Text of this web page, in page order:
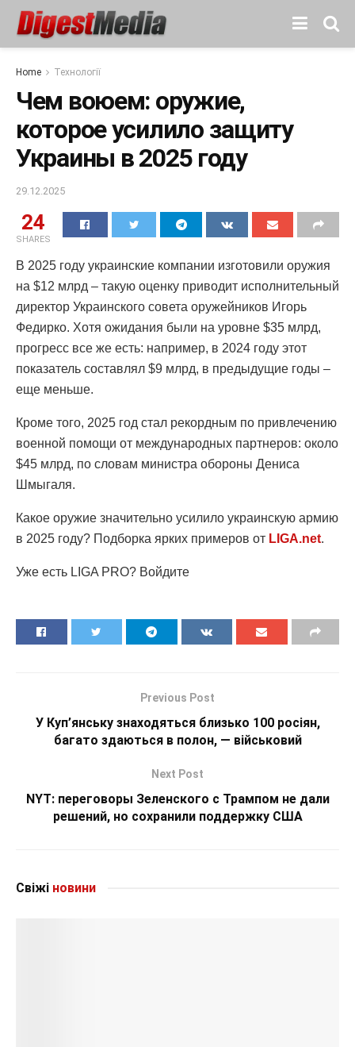
Home Технології
Чем воюем: оружие,
которое усилило защиту
Украины в 2025 году
29.12.2025
24
SHARES
В 2025 году украинские компании изготовили оружия
на $12 млрд – такую оценку приводит исполнительный
директор Украинского совета оружейников Игорь
Федирко. Хотя ожидания были на уровне $35 млрд,
прогресс все же есть: например, в 2024 году этот
показатель составлял $9 млрд, в предыдущие годы –
еще меньше.
Кроме того, 2025 год стал рекордным по привлечению
военной помощи от международных партнеров: около
$45 млрд, по словам министра обороны Дениса
Шмыгаля.
Какое оружие значительно усилило украинскую армию
в 2025 году? Подборка ярких примеров от LIGA.net.
Уже есть LIGA PRO? Войдите
Previous Post
У Куп’янську знаходяться близько 100 росіян,
багато здаються в полон, — військовий
Next Post
NYT: переговоры Зеленского с Трампом не дали
решений, но сохранили поддержку США
Свіжі новини